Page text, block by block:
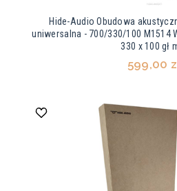
Hide-Audio Obudowa
uniwersalna - 700/330/100 M1514
330 x 100 gł
599,00